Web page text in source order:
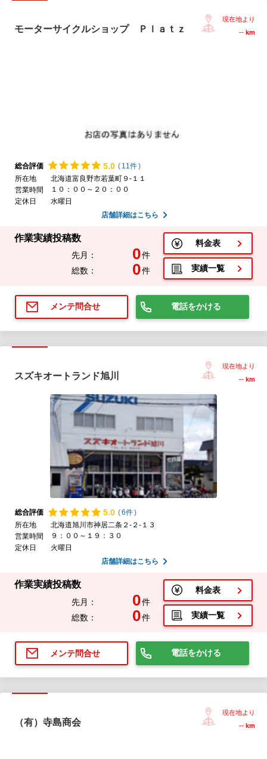
モーターサイクルショップ Ｐｌａｔｚ
現在地より
-- km
総合評価 5.0 ( 11件)
所在地
北海道富良野市若葉町９-１１
営業時間
１０：００～２０：００
定休日
水曜日
店舗詳細はこちら
作業実績投稿数
先月： 0件
総数：
0件
料金表
実績一覧
メンテ問合せ 電話をかける
スズキオートランド旭川
現在地より
-- km
総合評価 5.0 (6件)
所在地
北海道旭川市神居二条２-２-１３
営業時間
９：００～１９：３０
定休日
火曜日
店舗詳細はこちら
作業実績投稿数
先月： 0件
総数：
0件
料金表
実績一覧
メンテ問合せ 電話をかける
（有）寺島商会
現在地より
-- km